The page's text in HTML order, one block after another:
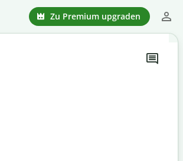
Zu Premium upgraden